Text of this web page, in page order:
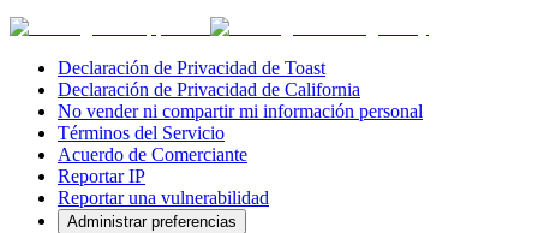
Declaración de Privacidad de Toast
Declaración de Privacidad de California
No vender ni compartir mi información personal
Términos del Servicio
Acuerdo de Comerciante
Reportar IP
Reportar una vulnerabilidad
Administrar preferencias